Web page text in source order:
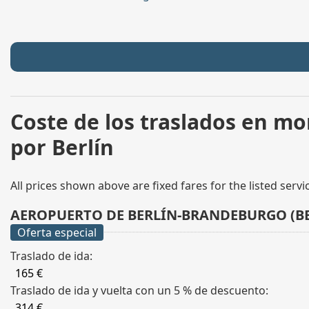
Coste de los traslados en
por Berlín
All prices shown above are fixed fares for the listed
AEROPUERTO DE BERLÍN-BRANDEBURGO
Oferta especial
Traslado de ida:
165 €
Traslado de ida y vuelta con un 5 % de descuento: